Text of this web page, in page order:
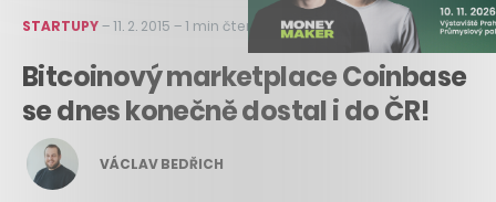
STARTUPY–11. 2. 2015 –1 min čtení
Bitcoinový marketplace Coinbase
se dnes konečně dostal i do ČR!
VÁCLAV BEDŘICH